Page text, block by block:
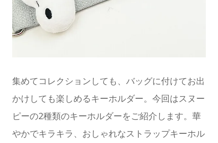
集めてコレクションしても、バッグに付けてお出
かけしても楽しめるキーホルダー。今回はスヌー
ピーの2種類のキーホルダーをご紹介します。華
やかでキラキラ、おしゃれなストラップキーホル